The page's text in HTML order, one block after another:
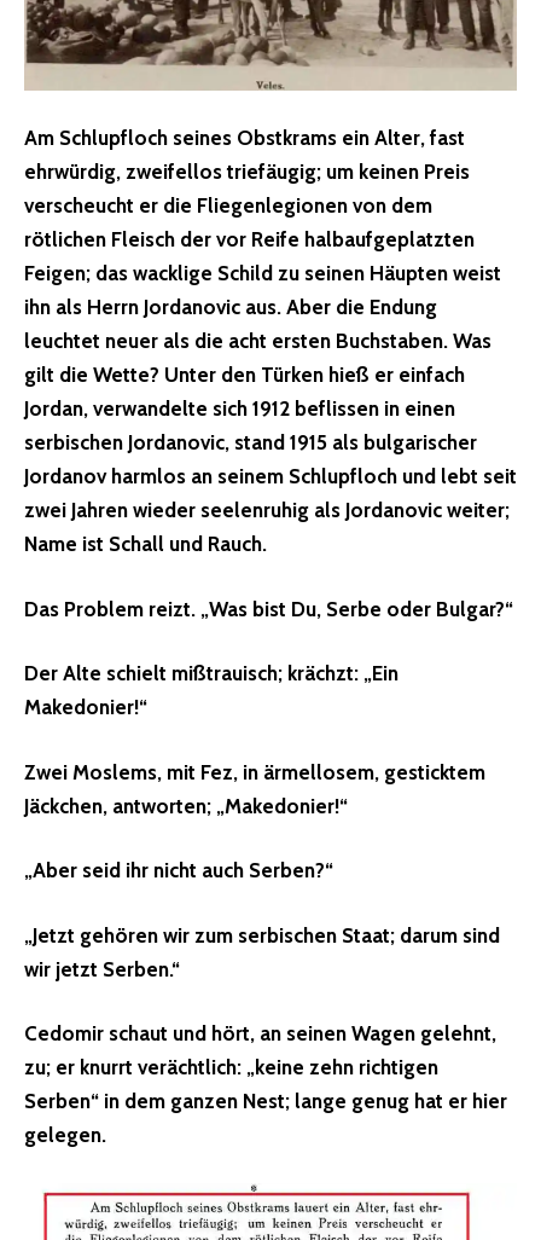
Am Schlupfloch seines Obstkrams ein Alter, fast
ehrwürdig, zweifellos triefäugig; um keinen Preis
verscheucht er die Fliegenlegionen von dem
rötlichen Fleisch der vor Reife halbaufgeplatzten
Feigen; das wacklige Schild zu seinen Häupten weist
ihn als Herrn Jordanovic aus. Aber die Endung
leuchtet neuer als die acht ersten Buchstaben. Was
gilt die Wette? Unter den Türken hieß er einfach
Jordan, verwandelte sich 1912 beflissen in einen
serbischen Jordanovic, stand 1915 als bulgarischer
Jordanov harmlos an seinem Schlupfloch und lebt seit
zwei Jahren wieder seelenruhig als Jordanovic weiter;
Name ist Schall und Rauch.
Das Problem reizt. „Was bist Du, Serbe oder Bulgar?“
Der Alte schielt mißtrauisch; krächzt: „Ein
Makedonier!“
Zwei Moslems, mit Fez, in ärmellosem, gesticktem
Jäckchen, antworten; „Makedonier!“
„Aber seid ihr nicht auch Serben?“
„Jetzt gehören wir zum serbischen Staat; darum sind
wir jetzt Serben.“
Cedomir schaut und hört, an seinen Wagen gelehnt,
zu; er knurrt verächtlich: „keine zehn richtigen
Serben“ in dem ganzen Nest; lange genug hat er hier
gelegen.